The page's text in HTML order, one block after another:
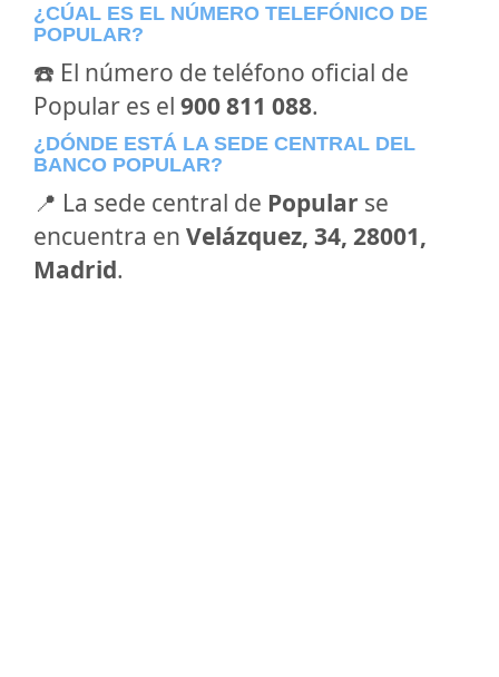
¿CÚAL ES EL NÚMERO TELEFÓNICO DE
POPULAR?
☎️ El número de teléfono oficial de
Popular es el 900 811 088.
¿DÓNDE ESTÁ LA SEDE CENTRAL DEL
BANCO POPULAR?
📍 La sede central de Popular se
encuentra en Velázquez, 34, 28001,
Madrid.